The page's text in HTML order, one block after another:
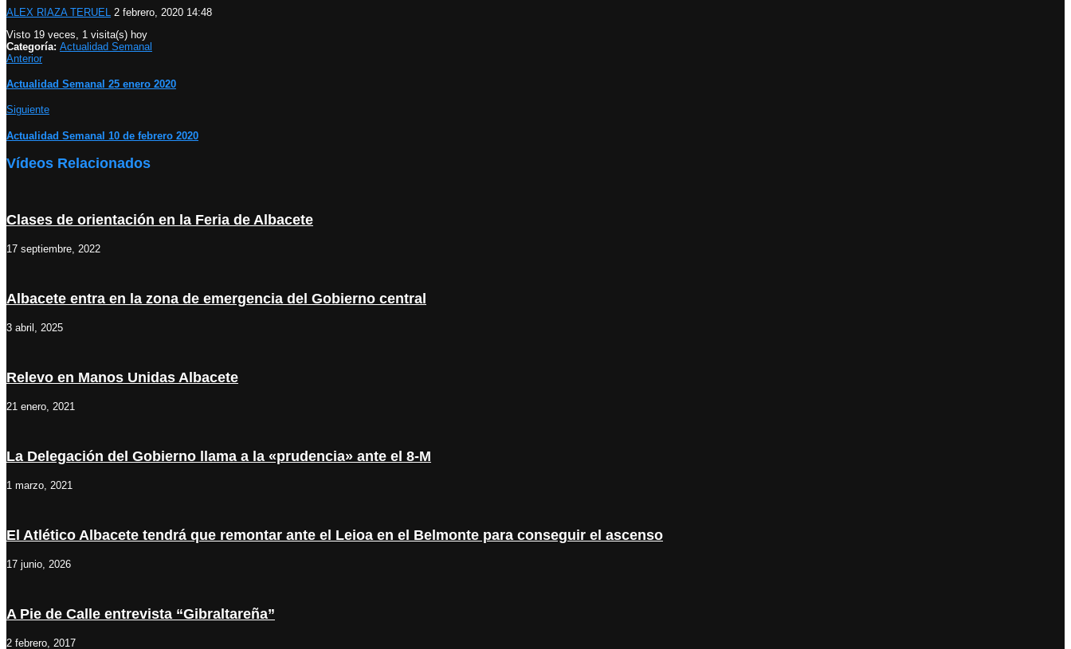
ALEX RIAZA TERUEL
2 febrero, 2020 14:48
Visto 19 veces, 1 visita(s) hoy
Categoría: Actualidad Semanal
Anterior
Actualidad Semanal 25 enero 2020
Siguiente
Actualidad Semanal 10 de febrero 2020
Vídeos Relacionados
Clases de orientación en la Feria de Albacete
17 septiembre, 2022
Albacete entra en la zona de emergencia del Gobierno central
3 abril, 2025
Relevo en Manos Unidas Albacete
21 enero, 2021
La Delegación del Gobierno llama a la «prudencia» ante el 8-M
1 marzo, 2021
El Atlético Albacete tendrá que remontar ante el Leioa en el Belmonte para conseguir el ascenso
17 junio, 2026
A Pie de Calle entrevista “Gibraltareña”
2 febrero, 2017